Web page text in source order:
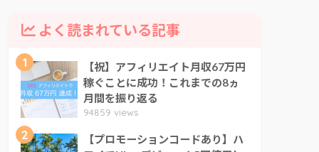
よく読まれている記事
1
【祝】アフィリエイト月収67万円
稼ぐことに成功！これまでの8ヵ
月間を振り返る
94859 views
2
【プロモーションコードあり】ハ